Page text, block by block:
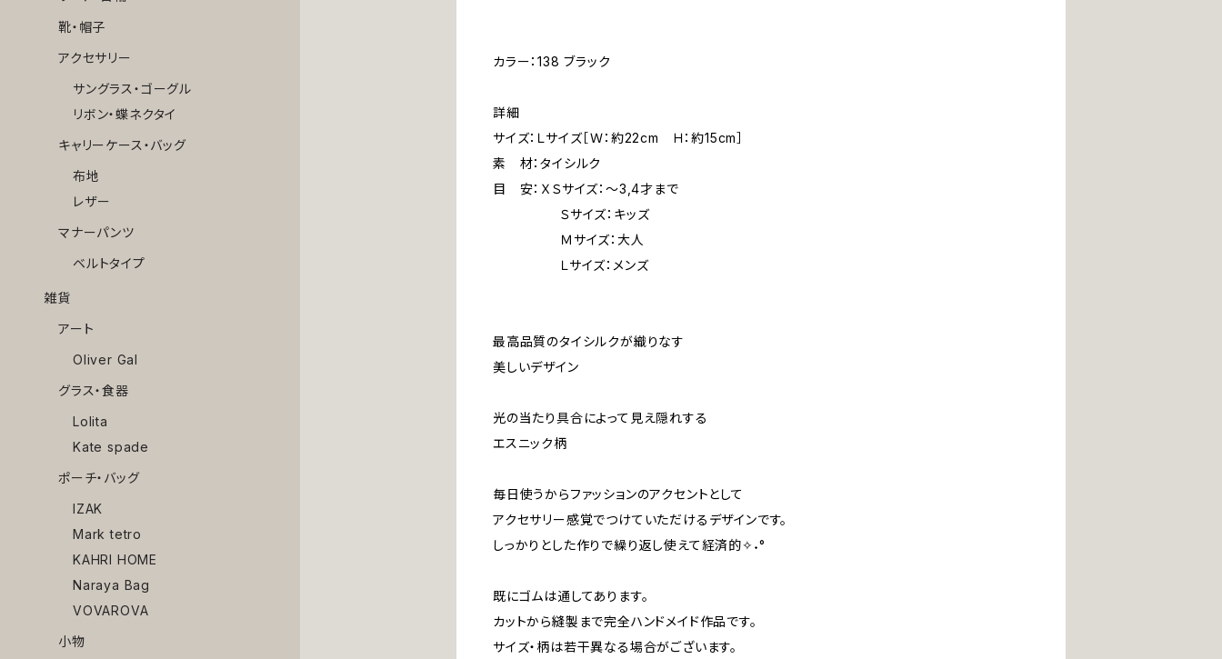
カラー：138 ブラック
詳細
サイズ：Ｌサイズ［Ｗ：約22cm Ｈ：約15cm］
素 材：タイシルク
目 安：ＸＳサイズ：～3,4才まで
Ｓサイズ：キッズ
Ｍサイズ：大人
Ｌサイズ：メンズ
最高品質のタイシルクが織りなす
美しいデザイン
光の当たり具合によって見え隠れする
エスニック柄
毎日使うからファッションのアクセントとして
アクセサリー感覚でつけていただけるデザインです。
しっかりとした作りで繰り返し使えて経済的✧˖°
既にゴムは通してあります。
カットから縫製まで完全ハンドメイド作品です。
サイズ・柄は若干異なる場合がございます。
靴・帽子
アクセサリー
サングラス・ゴーグル
リボン・蝶ネクタイ
キャリーケース・バッグ
布地
レザー
マナーパンツ
ベルトタイプ
雑貨
アート
Oliver Gal
グラス・食器
Lolita
Kate spade
ポーチ・バッグ
IZAK
Mark tetro
KAHRI HOME
Naraya Bag
VOVAROVA
小物